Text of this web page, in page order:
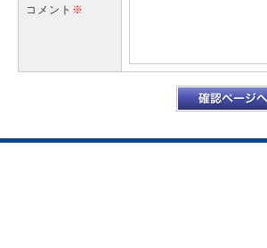
コメント ※